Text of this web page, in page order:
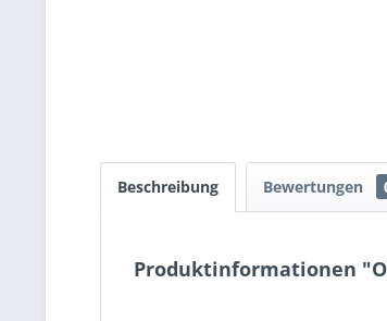
Beschreibung Bewertungen
Produktinformationen